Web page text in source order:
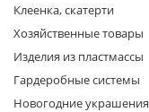
Клеенка, скатерти
Хозяйственные товары
Изделия из пластмассы
Гардеробные системы
Новогодние украшения